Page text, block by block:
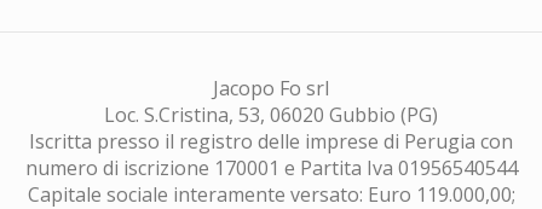
Jacopo Fo srl
Loc. S.Cristina, 53, 06020 Gubbio (PG)
Iscritta presso il registro delle imprese di Perugia con
numero di iscrizione 170001 e Partita Iva 01956540544
Capitale sociale interamente versato: Euro 119.000,00;